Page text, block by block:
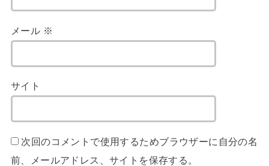
メール ※
サイト
次回のコメントで使用するためブラウザーに自分の名
前、メールアドレス、サイトを保存する。